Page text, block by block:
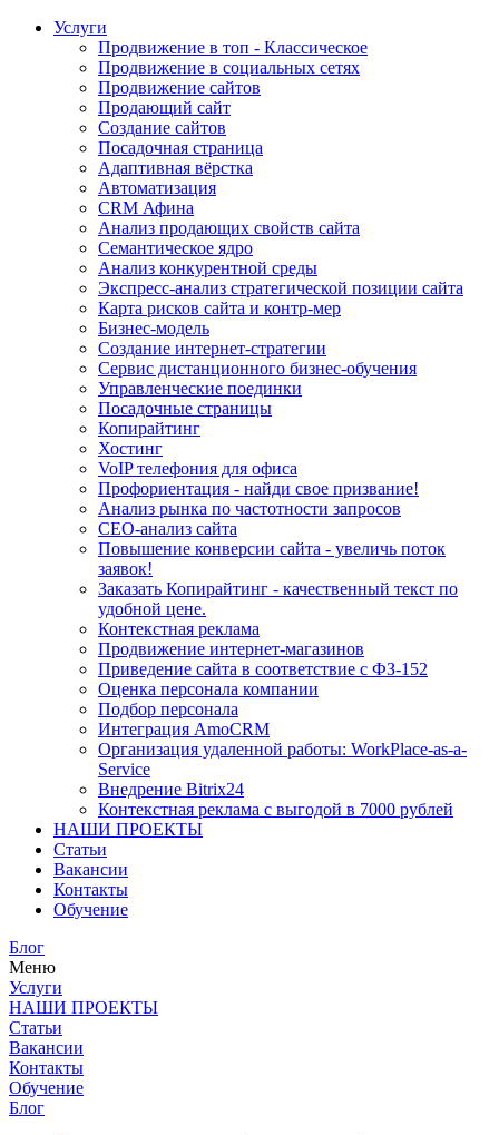
Услуги
Продвижение в топ - Классическое
Продвижение в социальных сетях
Продвижение сайтов
Продающий сайт
Создание сайтов
Посадочная страница
Адаптивная вёрстка
Автоматизация
CRM Афина
Анализ продающих свойств сайта
Семантическое ядро
Анализ конкурентной среды
Экспресс-анализ стратегической позиции сайта
Карта рисков сайта и контр-мер
Бизнес-модель
Создание интернет-стратегии
Сервис дистанционного бизнес-обучения
Управленческие поединки
Посадочные страницы
Копирайтинг
Хостинг
VoIP телефония для офиса
Профориентация - найди свое призвание!
Анализ рынка по частотности запросов
СЕО-анализ сайта
Повышение конверсии сайта - увеличь поток
заявок!
Заказать Копирайтинг - качественный текст по
удобной цене.
Контекстная реклама
Продвижение интернет-магазинов
Приведение сайта в соответствие с ФЗ-152
Оценка персонала компании
Подбор персонала
Интеграция AmoCRM
Организация удаленной работы: WorkPlace-as-a-
Service
Внедрение Bitrix24
Контекстная реклама с выгодой в 7000 рублей
НАШИ ПРОЕКТЫ
Статьи
Вакансии
Контакты
Обучение
Блог
Меню
Услуги
НАШИ ПРОЕКТЫ
Статьи
Вакансии
Контакты
Обучение
Блог